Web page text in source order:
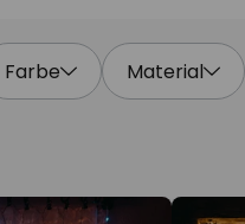
Farbe Material